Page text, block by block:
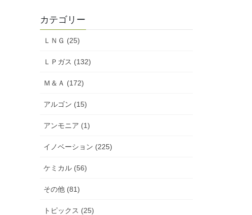
カテゴリー
ＬＮＧ (25)
ＬＰガス (132)
Ｍ＆Ａ (172)
アルゴン (15)
アンモニア (1)
イノベーション (225)
ケミカル (56)
その他 (81)
トピックス (25)